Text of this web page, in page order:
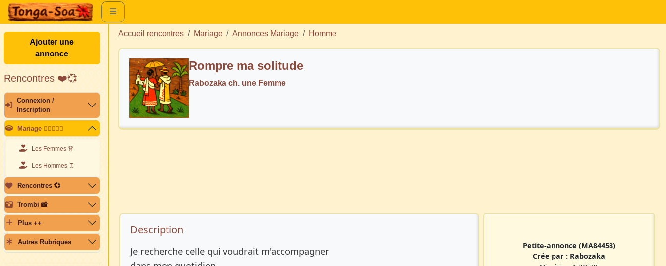
Ajouter une
annonce
Rencontres ❤️💞
Connexion /
Inscription
Mariage 👩🏽‍❤️‍👨🏽
Les Femmes 👗
Les Hommes 👖
Rencontres 💞
Trombi 📸
Plus ++
Autres Rubriques
Accueil rencontres Mariage Annonces Mariage Homme
Rompre ma solitude
Rabozaka ch. une Femme
Description de l’annonce
Description
Je recherche celle qui voudrait m'accompagner
Petite-annonce (MA84458)
Crée par : Rabozaka